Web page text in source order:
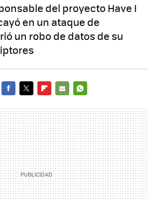
del proyecto Have I
en un ataque de
un robo de datos de su
MAIL